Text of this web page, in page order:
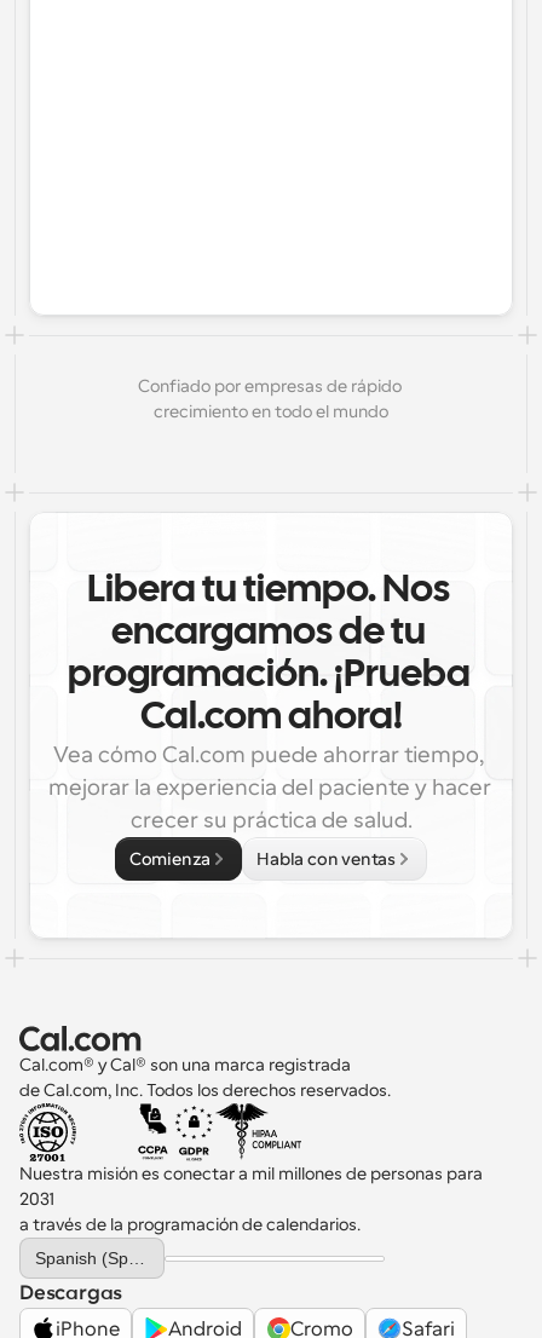
Confiado por empresas de rápido
crecimiento en todo el mundo
Libera tu tiempo. Nos
encargamos de tu
programación. ¡Prueba
Cal.com ahora!
Vea cómo Cal.com puede ahorrar tiempo,
mejorar la experiencia del paciente y hacer
crecer su práctica de salud.
Comienza Habla con ventas
Cal.com® y Cal® son una marca registrada
de Cal.com, Inc. Todos los derechos reservados.
Nuestra misión es conectar a mil millones de personas para
2031
a través de la programación de calendarios.
Select Language
Descargas
iPhone
Android Cromo
Safari